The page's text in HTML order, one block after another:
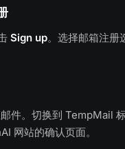
Sign up。选择邮箱注
件。切换到 TempMail
网站的确认页面。